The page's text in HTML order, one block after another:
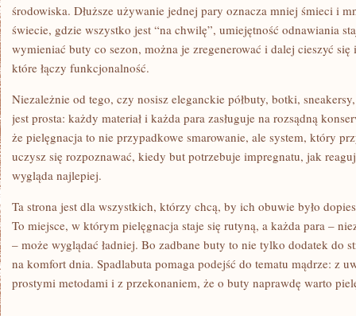
środowiska. Dłuższe używanie jednej pary oznacza mniej śmieci i
świecie, gdzie wszystko jest “na chwilę”, umiejętność odnawiania
wymieniać buty co sezon, można je zregenerować i dalej cieszyć
które łączy funkcjonalność.
Niezależnie od tego, czy nosisz eleganckie półbuty, botki,
jest prosta: każdy materiał i każda para zasługuje na rozsądną
że pielęgnacja to nie przypadkowe smarowanie, ale system, który
uczysz się rozpoznawać, kiedy but potrzebuje impregnatu, jak
wygląda najlepiej.
Ta strona jest dla wszystkich, którzy chcą, by ich obuwie było
To miejsce, w którym pielęgnacja staje się rutyną, a każda para –
– może wyglądać ładniej. Bo zadbane buty to nie tylko dodatek do
na komfort dnia. Spadlabuta pomaga podejść do tematu mądrze: z
prostymi metodami i z przekonaniem, że o buty naprawdę warto